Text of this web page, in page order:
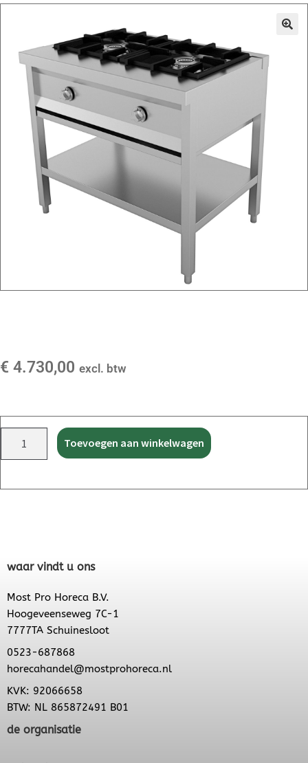
€ 4.730,00 excl. btw
Toevoegen aan winkelwagen
waar vindt u ons
Most Pro Horeca B.V.
Hoogeveenseweg 7C-1
7777TA Schuinesloot
0523-687868
horecahandel@mostprohoreca.nl
KVK: 92066658
BTW: NL 865872491 B01
de organisatie